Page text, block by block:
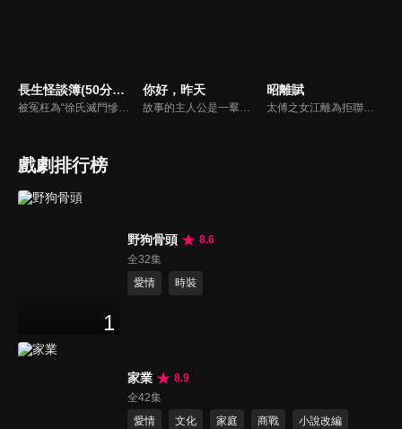
長生怪談簿(50分鐘版)
被冤枉為“徐氏滅門慘案”兇手的主人公在多年後深陷倖存者的複仇圈套，成功說服其共同對抗真兇，並找出真相的故事。整個故事發生在一個荒山客棧，眾人鬥智斗勇，一步步揭開每個人的秘密，還原案件本來面目。
你好，昨天
故事的主人公是一羣生活在小吉街上的少男少女，在那個還沒有被淘寶、微博、朋友圈支配的年代，他們有健力寶、大富翁、魂鬥羅，有一羣坦誠相待的小夥伴，嬉笑打鬧奔跑追逐，有福同享有難同當，一起經歷着短暫又美好的青春時光，然後各自悄悄長大。
昭離賦
太傅之女江離為拒聯姻，常和知己阿昭避世聞香閣。在被迫賜婚左將軍後入宮，卻意外得知阿昭是當朝皇帝。從此深陷愛情和皇宮秘事中，二人攜手平叛戰亂，揭露所有陰謀，歷經所有，終解誤解，相守一生。
戲劇排行榜
1
野狗骨頭
8.6
全32集
愛情
時裝
家業
8.9
全42集
愛情
文化 家庭 商戰 小說改編